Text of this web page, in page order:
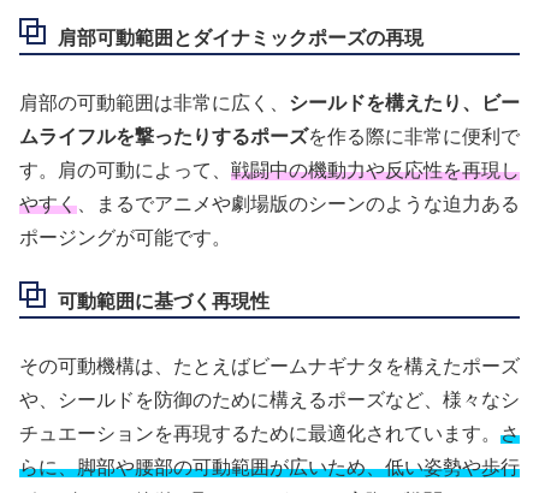
肩部可動範囲とダイナミックポーズの再現
肩部の可動範囲は非常に広く、 シールドを構えたり、ビー
ムライフルを撃ったりするポーズを作る際に非常に便利で
す。肩の可動によって、 戦闘中の機動力や反応性を再現し
やすく 、まるでアニメや劇場版のシーンのような迫力ある
ポージングが可能です。
可動範囲に基づく再現性
その可動機構は、たとえばビームナギナタを構えたポーズ
や、シールドを防御のために構えるポーズなど、様々なシ
チュエーションを再現するために最適化されています。 さ
らに、脚部や腰部の可動範囲が広いため、低い姿勢や歩行